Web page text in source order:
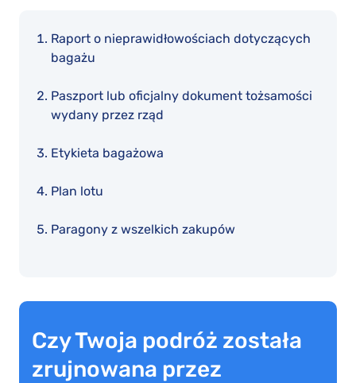
Raport o nieprawidłowościach dotyczących
bagażu
Paszport lub oficjalny dokument tożsamości
wydany przez rząd
Etykieta bagażowa
Plan lotu
Paragony z wszelkich zakupów
Czy Twoja podróż została
zrujnowana przez